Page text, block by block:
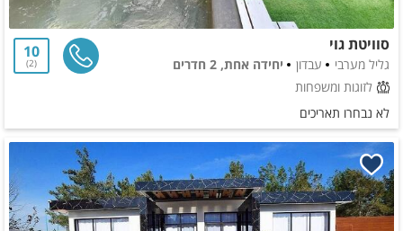
סוויטת גוי
גליל מערבי עבדון
יחידה אחת, 2 חדרים
לזוגות ומשפחות
10
2
לא נבחרו תאריכים